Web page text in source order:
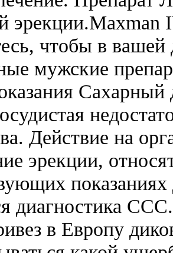
эрекции.Maxman
чтобы в
мужские
Сахарный
Действие на
эрекции,
диагностика
в Европу